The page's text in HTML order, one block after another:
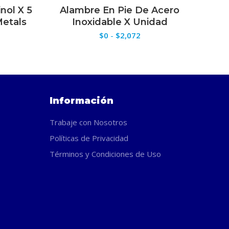
X 5
SELECCIONAR OPCIONES
Alambre En Pie De Acero
Inoxidable X Unidad
$0 - $2,072Rango
$0
Información
Trabaje con Nosotros
Políticas de Privacidad
Términos y Condiciones de Uso